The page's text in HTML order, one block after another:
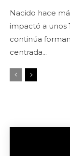
Nacido hace
impactó a unos
continúa
centrada...